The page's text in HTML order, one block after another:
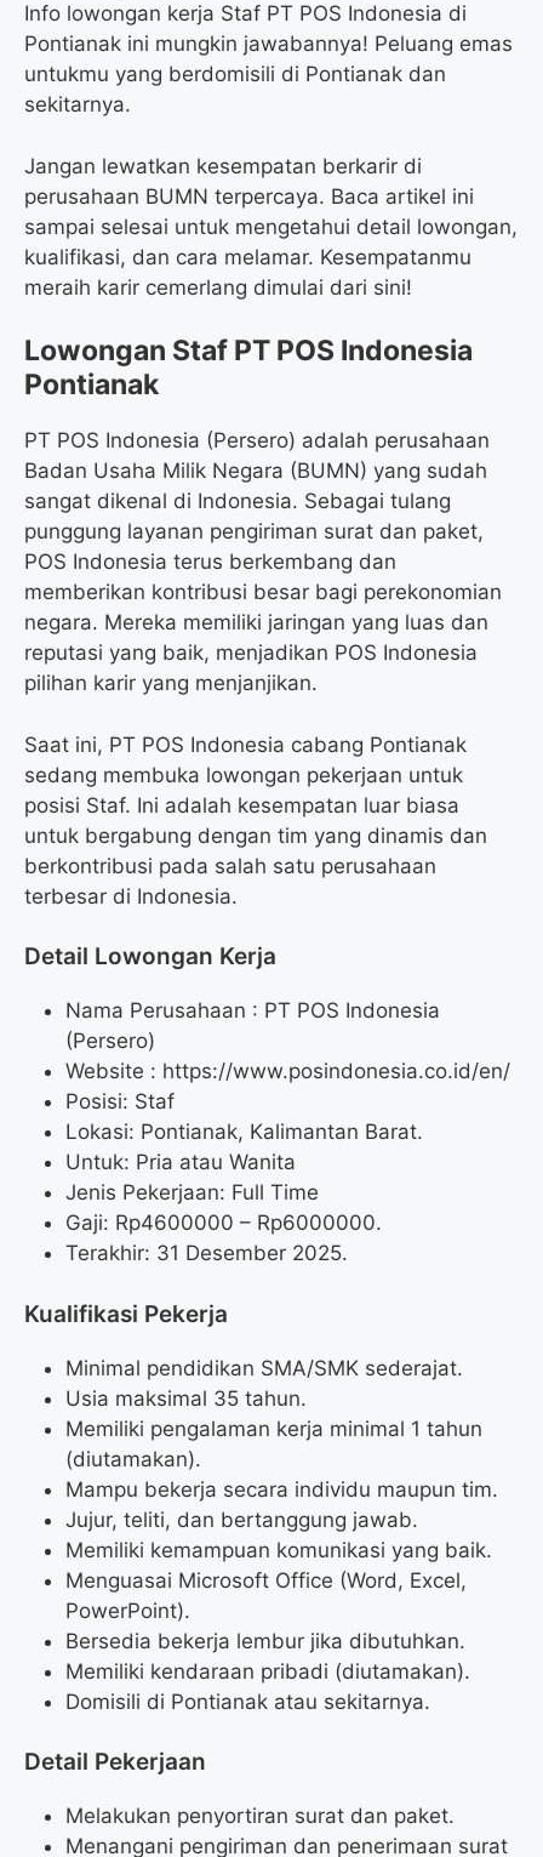
Info lowongan kerja Staf PT POS Indonesia di
Pontianak ini mungkin jawabannya! Peluang emas
untukmu yang berdomisili di Pontianak dan
sekitarnya.
Jangan lewatkan kesempatan berkarir di
perusahaan BUMN terpercaya. Baca artikel ini
sampai selesai untuk mengetahui detail lowongan,
kualifikasi, dan cara melamar. Kesempatanmu
meraih karir cemerlang dimulai dari sini!
Lowongan Staf PT POS Indonesia
Pontianak
PT POS Indonesia (Persero) adalah perusahaan
Badan Usaha Milik Negara (BUMN) yang sudah
sangat dikenal di Indonesia. Sebagai tulang
punggung layanan pengiriman surat dan paket,
POS Indonesia terus berkembang dan
memberikan kontribusi besar bagi perekonomian
negara. Mereka memiliki jaringan yang luas dan
reputasi yang baik, menjadikan POS Indonesia
pilihan karir yang menjanjikan.
Saat ini, PT POS Indonesia cabang Pontianak
sedang membuka lowongan pekerjaan untuk
posisi Staf. Ini adalah kesempatan luar biasa
untuk bergabung dengan tim yang dinamis dan
berkontribusi pada salah satu perusahaan
terbesar di Indonesia.
Detail Lowongan Kerja
Nama Perusahaan : PT POS Indonesia
(Persero)
Website : https://www.posindonesia.co.id/en/
Posisi: Staf
Lokasi: Pontianak, Kalimantan Barat.
Untuk: Pria atau Wanita
Jenis Pekerjaan: Full Time
Gaji: Rp4600000 – Rp6000000.
Terakhir: 31 Desember 2025.
Kualifikasi Pekerja
Minimal pendidikan SMA/SMK sederajat.
Usia maksimal 35 tahun.
Memiliki pengalaman kerja minimal 1 tahun
(diutamakan).
Mampu bekerja secara individu maupun tim.
Jujur, teliti, dan bertanggung jawab.
Memiliki kemampuan komunikasi yang baik.
Menguasai Microsoft Office (Word, Excel,
PowerPoint).
Bersedia bekerja lembur jika dibutuhkan.
Memiliki kendaraan pribadi (diutamakan).
Domisili di Pontianak atau sekitarnya.
Detail Pekerjaan
Melakukan penyortiran surat dan paket.
Menangani pengiriman dan penerimaan surat